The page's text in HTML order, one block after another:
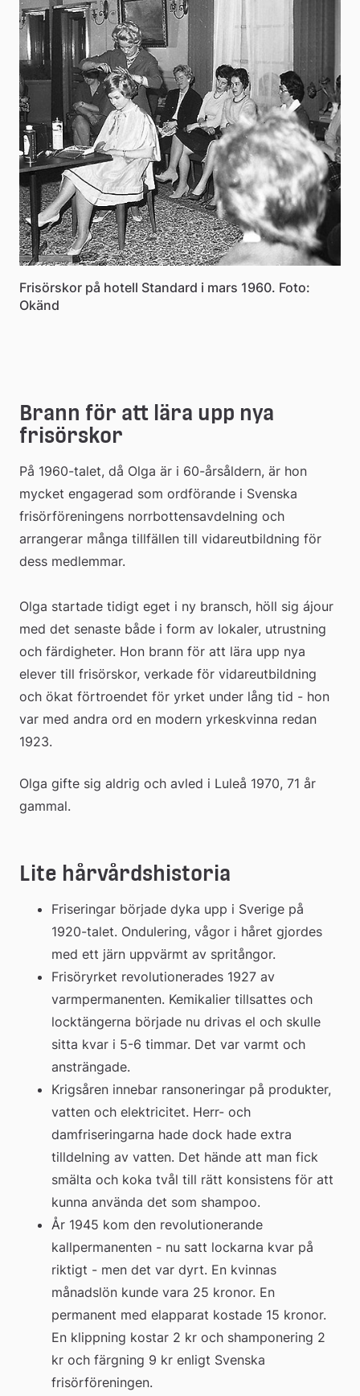
Frisörskor på hotell Standard i mars 1960. Foto:
Okänd
Brann för att lära upp nya
frisörskor
På 1960-talet, då Olga är i 60-årsåldern, är hon
mycket engagerad som ordförande i Svenska
frisörföreningens norrbottensavdelning och
arrangerar många tillfällen till vidareutbildning för
dess medlemmar.
Olga startade tidigt eget i ny bransch, höll sig ájour
med det senaste både i form av lokaler, utrustning
och färdigheter. Hon brann för att lära upp nya
elever till frisörskor, verkade för vidareutbildning
och ökat förtroendet för yrket under lång tid - hon
var med andra ord en modern yrkeskvinna redan
1923.
Olga gifte sig aldrig och avled i Luleå 1970, 71 år
gammal.
Lite hårvårdshistoria
Friseringar började dyka upp i Sverige på
1920-talet. Ondulering, vågor i håret gjordes
med ett järn uppvärmt av spritångor.
Frisöryrket revolutionerades 1927 av
varmpermanenten. Kemikalier tillsattes och
locktängerna började nu drivas el och skulle
sitta kvar i 5-6 timmar. Det var varmt och
ansträngade.
Krigsåren innebar ransoneringar på produkter,
vatten och elektricitet. Herr- och
damfriseringarna hade dock hade extra
tilldelning av vatten. Det hände att man fick
smälta och koka tvål till rätt konsistens för att
kunna använda det som shampoo.
År 1945 kom den revolutionerande
kallpermanenten - nu satt lockarna kvar på
riktigt - men det var dyrt. En kvinnas
månadslön kunde vara 25 kronor. En
permanent med elapparat kostade 15 kronor.
En klippning kostar 2 kr och shamponering 2
kr och färgning 9 kr enligt Svenska
frisörföreningen.